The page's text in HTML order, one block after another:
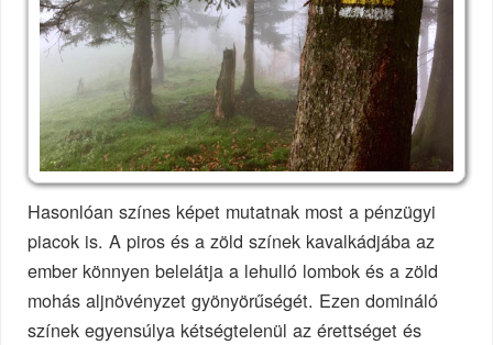
Hasonlóan színes képet mutatnak most a pénzügyi
piacok is. A piros és a zöld színek kavalkádjába az
ember könnyen belelátja a lehulló lombok és a zöld
mohás aljnövényzet gyönyörűségét. Ezen domináló
színek egyensúlya kétségtelenül az érettséget és